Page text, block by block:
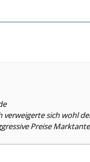
verweigerte sich wohl
Preise